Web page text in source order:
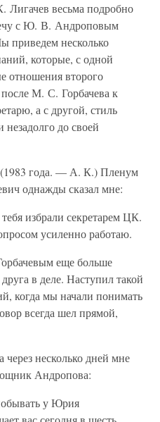
весьма подробно
с Ю. В. Андроповым
приведем несколько
которые, с одной
отношения второго
М. С. Горбачева к
а с другой, стиль
до своей
(1983 года. — А. К.) Пленум
однажды сказал мне:
избрали секретарем ЦК.
усиленно работаю.
еще больше
в деле. Наступил такой
когда мы начали понимать
всегда шел прямой,
через несколько дней мне
Андропова:
у Юрия